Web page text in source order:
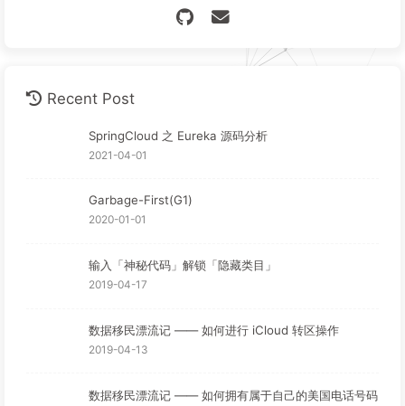
Recent Post
SpringCloud 之 Eureka 源码分析
2021-04-01
Garbage-First(G1)
2020-01-01
输入「神秘代码」解锁「隐藏类目」
2019-04-17
数据移民漂流记 —— 如何进行 iCloud 转区操作
2019-04-13
数据移民漂流记 —— 如何拥有属于自己的美国电话号码